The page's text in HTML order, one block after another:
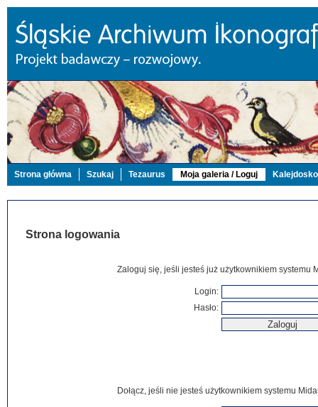
Strona główna Szukaj Tezaurus Moja galeria / Loguj
Strona logowania
Zaloguj się, jeśli jesteś już użytkownikiem systemu
Login:
Hasło:
Dołącz, jeśli nie jesteś użytkownikiem systemu